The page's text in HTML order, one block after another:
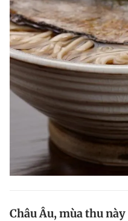
Châu Âu, mùa thu